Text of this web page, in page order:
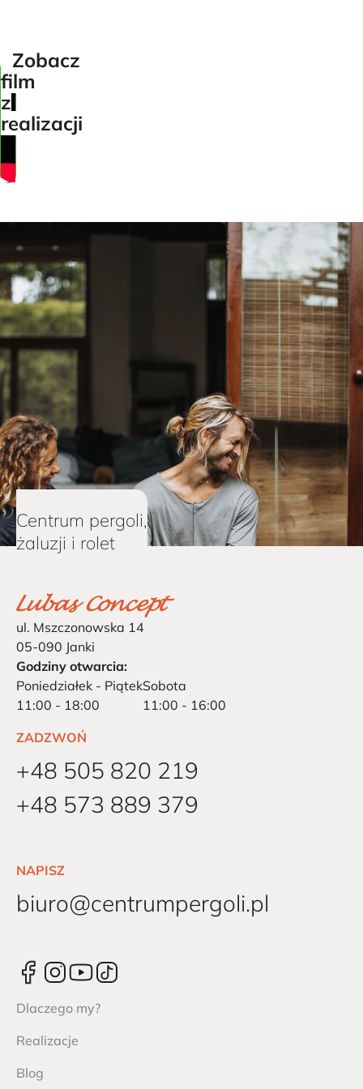
Zobacz
film
z
realizacji
Centrum pergoli,
żaluzji i rolet
ul. Mszczonowska 14
05-090 Janki
Godziny otwarcia:
Poniedziałek - Piątek
11:00 - 18:00
Sobota
11:00 - 16:00
ZADZWOŃ
+48 505 820 219
+48 573 889 379
NAPISZ
biuro@centrumpergoli.pl
Dlaczego my?
Realizacje
Blog